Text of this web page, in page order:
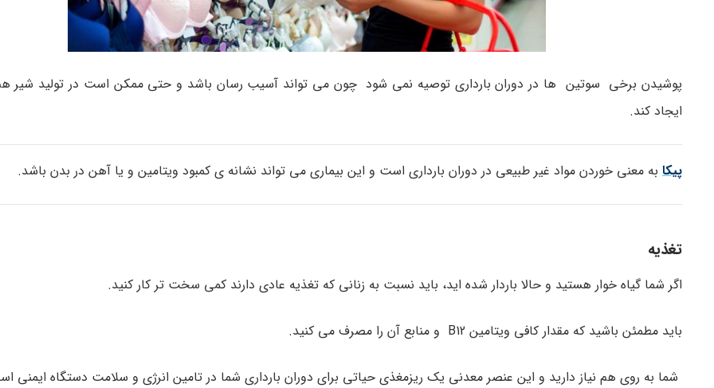
پوشیدن برخی سوتین ها در دوران بارداری توصیه نمی شود چون می تواند آسیب رسان باشد و حتی ممکن است در تولید شیر
ایجاد کند.
پیکا به معنی خوردن مواد غیر طبیعی در دوران بارداری است و این بیماری می تواند نشانه ی کمبود ویتامین و یا آهن در بدن باشد.
تغذیه
اگر شما گیاه خوار هستید و حالا باردار شده اید، باید نسبت به زنانی که تغذیه عادی دارند کمی سخت تر کار کنید.
باید مطمئن باشید که مقدار کافی ویتامین B12 و منابع آن را مصرف می کنید.
شما به روی هم نیاز دارید و این عنصر معدنی یک ریزمغذی حیاتی برای دوران بارداری شما در تامین انرژی و سلامت دستگاه ایمنی